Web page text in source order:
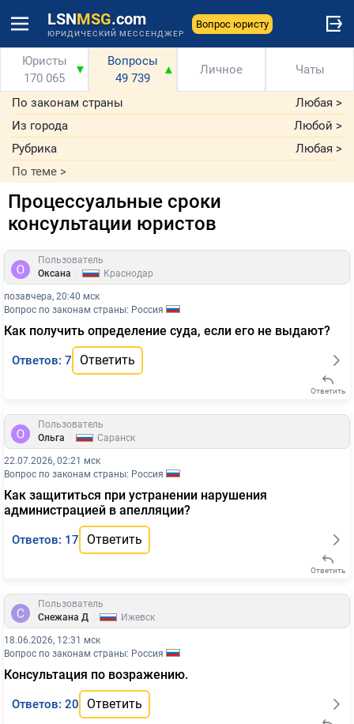
LSNMSG.com
ЮРИДИЧЕСКИЙ МЕССЕНДЖЕР
Вопрос юристу
Юристы
170 065
▼
Вопросы
49 739
▲ Личное Чаты
По законам страны Любая >
Из города
Любой >
Рубрика
Любая >
По теме >
Процессуальные сроки
консультации юристов
Пользователь
Оксана
Краснодар
позавчера, 20:40 мск
Вопрос по законам страны: Россия
Как получить определение суда, если его не выдают?
Ответов: 7 Ответить
Ответить
Пользователь
Ольга
Саранск
22.07.2026, 02:21 мск
Вопрос по законам страны: Россия
Как защититься при устранении нарушения
администрацией в апелляции?
Ответов: 17 Ответить
Ответить
Пользователь
Снежана Д
Ижевск
18.06.2026, 12:31 мск
Вопрос по законам страны: Россия
Консультация по возражению.
Ответов: 20 Ответить